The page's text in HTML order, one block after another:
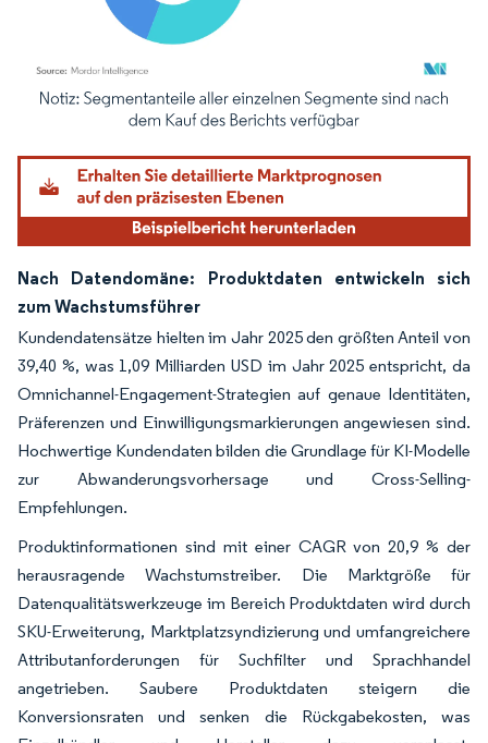
Bild © Mordor Intelligence. Wiederverwendung erfordert Namensnennung
Nach Datendomäne: Produktdaten entwickeln sich
zum Wachstumsführer
Kundendatensätze hielten im Jahr 2025 den größten Anteil von
39,40 %, was 1,09 Milliarden USD im Jahr 2025 entspricht, da
Omnichannel-Engagement-Strategien auf genaue Identitäten,
Präferenzen und Einwilligungsmarkierungen angewiesen sind.
Hochwertige Kundendaten bilden die Grundlage für KI-Modelle
zur Abwanderungsvorhersage und Cross-Selling-
Empfehlungen.
Produktinformationen sind mit einer CAGR von 20,9 % der
herausragende Wachstumstreiber. Die Marktgröße für
Datenqualitätswerkzeuge im Bereich Produktdaten wird durch
SKU-Erweiterung, Marktplatzsyndizierung und umfangreichere
Attributanforderungen für Suchfilter und Sprachhandel
angetrieben. Saubere Produktdaten steigern die
Konversionsraten und senken die Rückgabekosten, was